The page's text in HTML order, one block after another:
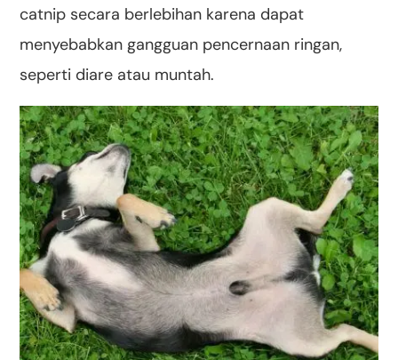
catnip secara berlebihan karena dapat
menyebabkan gangguan pencernaan ringan,
seperti diare atau muntah.